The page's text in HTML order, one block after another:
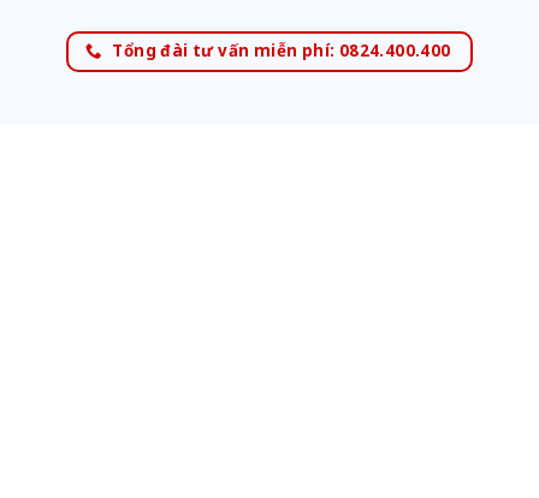
Tổng đài tư vấn miễn phí: 0824.400.400